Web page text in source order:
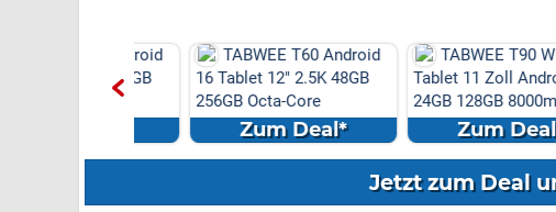
TABWEE T60 Android
16 Tablet 12" 2.5K 48GB
256GB Octa-Core
10000mAh...Zum Deal*
TABWEE T90 WiFi
Tablet 11 Zoll Android 16
24GB 128GB 8000mAh
Gemini...Zum Deal*
Jetzt zum Deal